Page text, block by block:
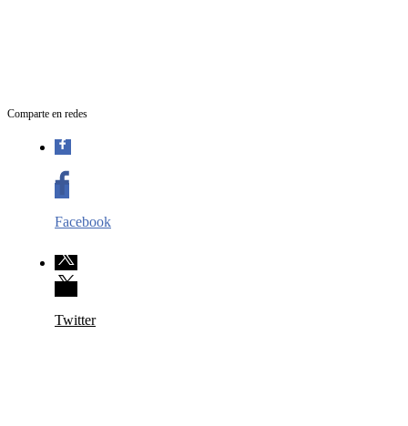
Comparte en redes
Facebook
Twitter